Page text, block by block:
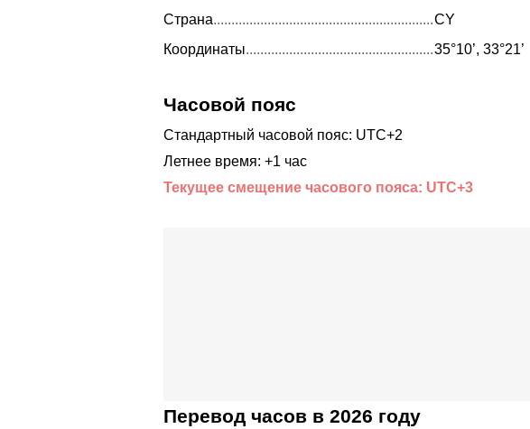
Страна
CY
Координаты
35°10’, 33°21’
Часовой пояс
Стандартный часовой пояс: UTC+2
Летнее время: +1 час
Текущее смещение часового пояса: UTC+3
Перевод часов в 2026 году